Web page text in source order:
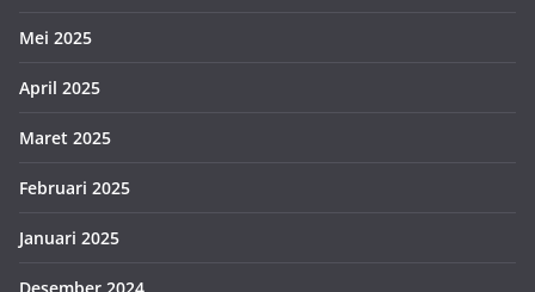
Mei 2025
April 2025
Maret 2025
Februari 2025
Januari 2025